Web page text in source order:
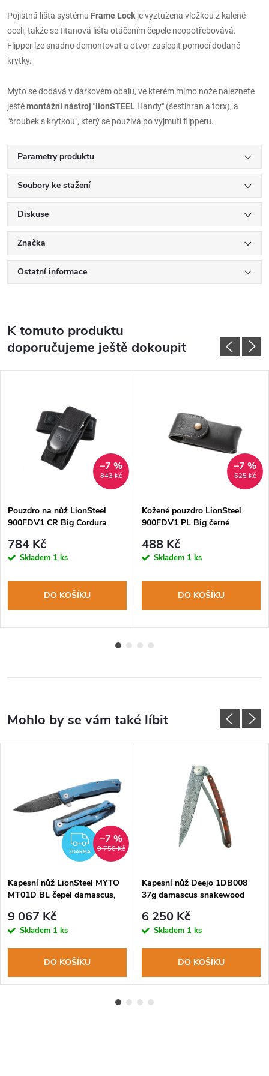
Pojistná lišta systému Frame Lock je vyztužena vložkou z kalené
oceli, takže se titanová lišta otáčením čepele neopotřebovává.
Flipper lze snadno demontovat a otvor zaslepit pomocí dodané
krytky.
Myto se dodává v dárkovém obalu, ve kterém mimo nože naleznete
ještěmontážní nástroj "lionSTEEL Handy" (šestihran a torx), a
"šroubek s krytkou", který se používá po vyjmutí flipperu.
Parametry produktu
Soubory ke stažení
Diskuse
Značka
Ostatní informace
K tomuto produktu
doporučujeme ještě dokoupit
843 Kč
–7 %
Pouzdro na nůž LionSteel
900FDV1 CR Big Cordura
784 Kč
Skladem 1 ks
DO KOŠÍKU
525 Kč
–7 %
Kožené pouzdro LionSteel
900FDV1 PL Big černé
488 Kč
Skladem 1 ks
DO KOŠÍKU
ZDARMA
ZDARMA 9 750 Kč
–7 %
Kapesní nůž LionSteel MYTO
MT01D BL čepel damascus,
9 067 Kč
Skladem 1 ks
DO KOŠÍKU
Kapesní nůž Deejo 1DB008
37g damascus snakewood
6 250 Kč
Skladem 1 ks
DO KOŠÍKU